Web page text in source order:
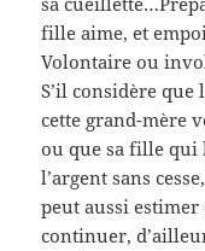
fille aime, et
Volontaire ou
S’il considère que
cette grand-mère
ou que sa fille qui
l’argent sans
peut aussi estimer
continuer,